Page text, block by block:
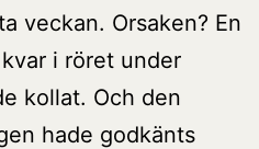
veckan. Orsaken? En
i röret under
kollat. Och den
hade godkänts